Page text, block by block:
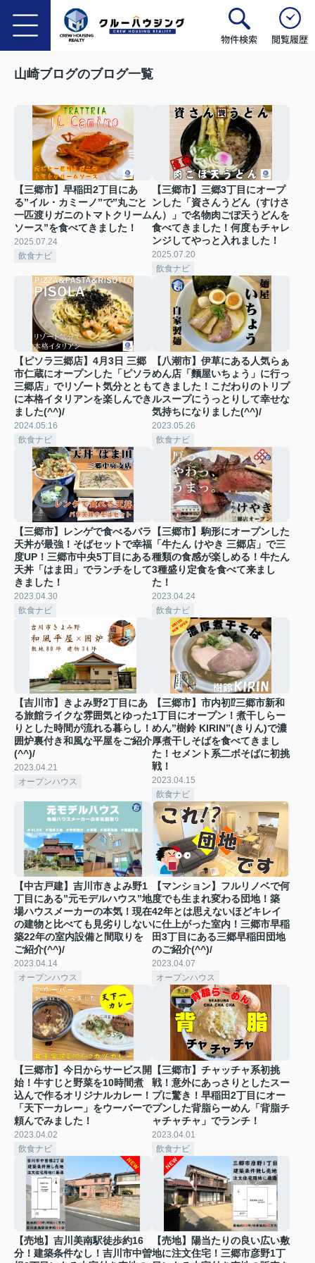
物件検索 閲覧履歴
山崎ブログのブログ一覧
【三郷市】早稲田2丁目にあ
る”イル・カミーノ”で”丸ごと
一匹渡りガニのトマトクリーム
ソース”を食べてきました！
2025.07.24
飲食ナビ
【三郷市】三郷3丁目にオープ
ンした「資さんうどん（すけさ
ん）」で名物肉ごぼ天うどんを
食べてきました！何度もチャレ
ンジしてやっと入れました！
2025.07.20
飲食ナビ
【ピソラ三郷店】4月3日 三郷
市仁蔵にオープンした「ピソラ
三郷店」でリゾート気分ととも
に本格イタリアンを楽しんでき
ました(^^)/
2024.05.16
飲食ナビ
【八潮市】伊草にある人気らぁ
めん店「麵屋いちょう」に行っ
てきました！こだわりのトリプ
ルスープにうっとりして幸せな
気持ちになりました(^^)/
2023.05.26
飲食ナビ
【三郷市】レンゲで食べるバラ
天丼が最強！そばセットで幸福
度UP！三郷市中央5丁目にある
天丼「はま田」でランチをして
きました！
2023.04.30
飲食ナビ
【三郷市】駒形にオープンした
「牛たん けやき 三郷店」で三
種類の食感が楽しめる！牛たん
3種盛り定食を食べて来まし
た！
2023.04.24
飲食ナビ
【吉川市】きよみ野2丁目にあ
る旅館ライクな雰囲気とゆった
りとした時間が流れる暮らし！
囲炉裏付き和風な平屋をご紹介
(^^)/
2023.04.21
オープンハウス
【三郷市】市内初⁉三郷市新和
1丁目にオープン！煮干しらー
めん”樹鈴 KIRIN”(きりん)で濃
厚煮干しそばを食べてきまし
た！セメント系二ボそばに初挑
戦！
2023.04.15
飲食ナビ
【中古戸建】吉川市きよみ野1
丁目にある”元モデルハウス”地
場ハウスメーカーの本気！現在
の建物と比べても見劣りしない
築22年の室内設備と間取りを
ご紹介(^^)/
2023.04.14
オープンハウス
【マンション】フルリノベで何
度でも生まれ変わる団地！築
42年とは思えないほどキレイ
に仕上がった室内！三郷市早稲
田3丁目にある三郷早稲田団地
のご紹介(^^)/
2023.04.07
オープンハウス
【三郷市】今日からサービス開
始！牛すじと野菜を10時間煮
込んで作るオリジナルカレー！
「天下一カレー」をウーバーで
頼んでみました！
2023.04.02
飲食ナビ
【三郷市】チャッチャ系初挑
戦！意外にあっさりとしたスー
プに驚き！早稲田2丁目にオー
プンした背脂らーめん「背脂チ
ャチャチャ」でランチ！
2023.04.01
飲食ナビ
【売地】吉川美南駅徒歩約16
分！建築条件なし！吉川市中曽
【売地】陽当たりの良い広い敷
地に注文住宅！三郷市彦野1丁